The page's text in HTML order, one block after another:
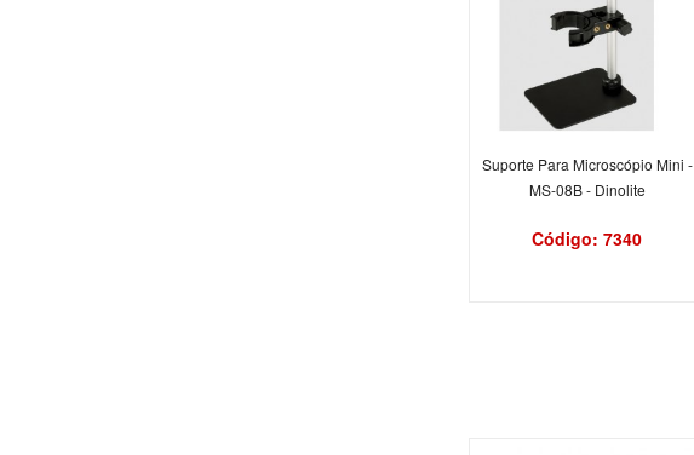
Suporte Para Microscópio Mini -
MS-08B - Dinolite
Código: 7340